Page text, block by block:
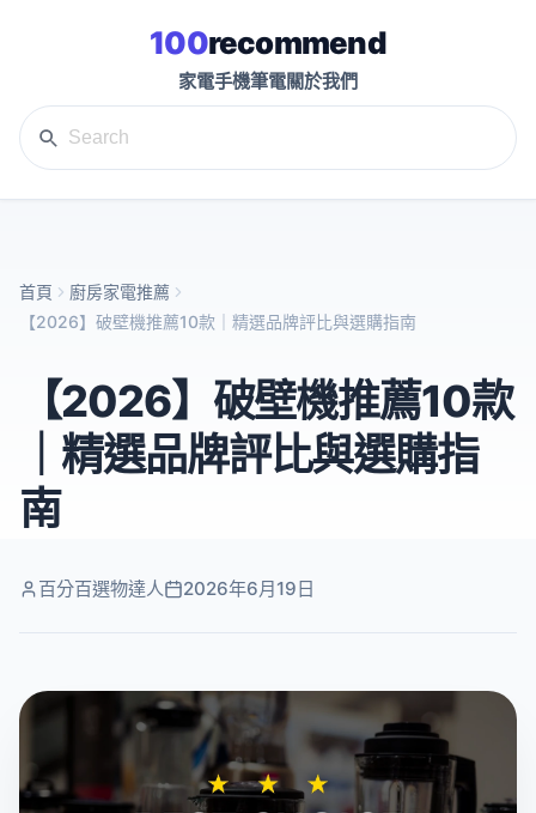
100recommend
家電手機筆電關於我們
首頁
廚房家電推薦
【2026】破壁機推薦10款｜精選品牌評比與選購指南
【2026】破壁機推薦10款
｜精選品牌評比與選購指
南
百分百選物達人 2026年6月19日